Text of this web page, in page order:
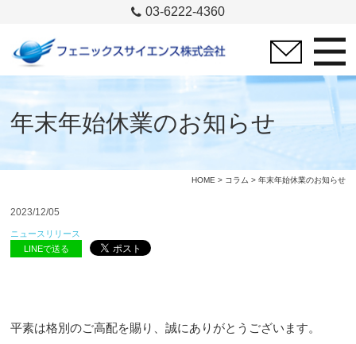
03-6222-4360
年末年始休業のお知らせ
HOME > コラム > 年末年始休業のお知らせ
2023/12/05
ニュースリリース
LINEで送る
平素は格別のご高配を賜り、誠にありがとうございます。